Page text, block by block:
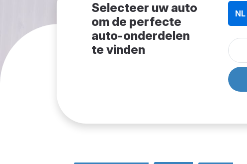
Selecteer uw auto
om de perfecte
auto-onderdelen
te vinden
NL